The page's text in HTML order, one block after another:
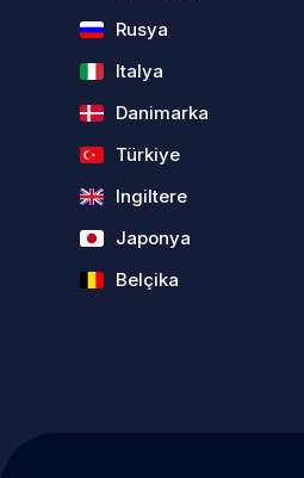
Rusya
Italya
Danimarka
Türkiye
Ingiltere
Japonya
Belçika